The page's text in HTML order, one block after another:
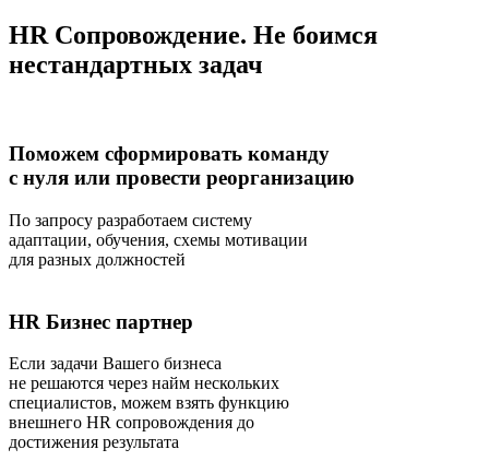
HR Сопровождение. Не боимся
нестандартных задач
Поможем сформировать команду
с нуля или провести реорганизацию
По запросу разработаем систему
адаптации, обучения, схемы мотивации
для разных должностей
HR Бизнес партнер
Если задачи Вашего бизнеса
не решаются через найм нескольких
специалистов, можем взять функцию
внешнего HR сопровождения до
достижения результата